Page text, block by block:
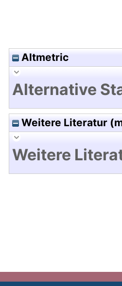
Altmetric
Alternative
Weitere Literatur
Weitere